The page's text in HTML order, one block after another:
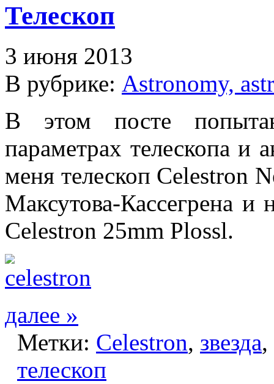
Телескоп
3 июня 2013
В рубрике: Astronomy,
В этом посте
параметрах телескопа и
меня телескоп Celestron
Максутова-Кассегрена
Сelestron 25mm Plossl.
далее »
Метки: Celestron, звезда,
телескоп